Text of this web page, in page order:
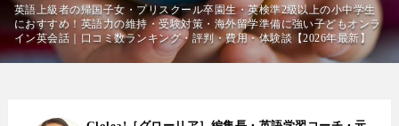
英語上級者の帰国子女・プリスクール卒園生・英検準2級以上の小中学生
におすすめ！英語力の維持・受験対策・海外留学準備に強い子どもオンラ
イン英会話｜口コミ数ランキング・評判・費用・体験談【2026年最新】